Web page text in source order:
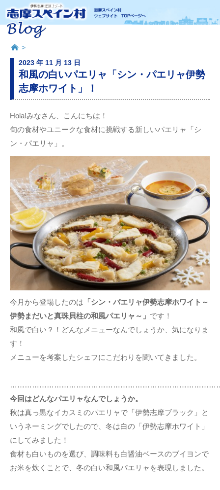
>
2023 年 11 月 13 日
和風の白いパエリャ「シン・パエリャ伊勢
志摩ホワイト」！
Hola!みなさん、こんにちは！
旬の食材やユニークな食材に挑戦する新しいパエリャ「シ
ン・パエリャ」。
今月から登場したのは 「シン・パエリャ伊勢志摩ホワイト～
伊勢まだいと真珠貝柱の和風パエリャ～」 です！
和風で白い？！どんなメニューなんでしょうか、気になりま
す！
メニューを考案したシェフにこだわりを聞いてきました。
今回はどんなパエリャなんでしょうか。
秋は真っ黒なイカスミのパエリャで「伊勢志摩ブラック」と
いうネーミングでしたので、冬は白の「伊勢志摩ホワイト」
にしてみました！
食材も白いものを選び、調味料も白醤油ベースのブイヨンで
お米を炊くことで、冬の白い和風パエリャを表現しました。